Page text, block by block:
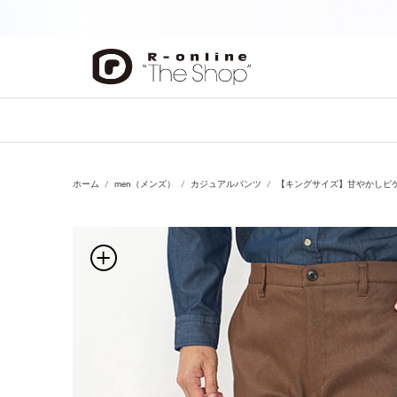
ホーム men（メンズ） カジュアルパンツ 【キングサイズ】甘やかしピ